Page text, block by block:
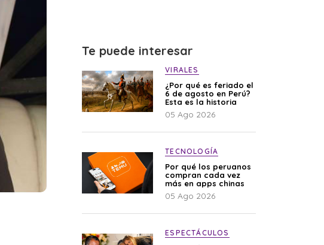
Te puede interesar
VIRALES
¿Por qué es feriado el
6 de agosto en Perú?
Esta es la historia
05 Ago 2026
TECNOLOGÍA
Por qué los peruanos
compran cada vez
más en apps chinas
05 Ago 2026
ESPECTÁCULOS